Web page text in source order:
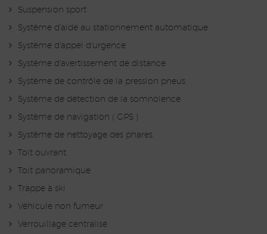
Suspension sport
Système d'aide au stationnement automatique
Système d'appel d'urgence
Système d'avertissement de distance
Système de contrôle de la pression pneus
Système de détection de la somnolence
Système de navigation ( GPS )
Système de nettoyage des phares
Toit ouvrant
Toit panoramique
Trappe à ski
Véhicule non fumeur
Verrouillage centralisé